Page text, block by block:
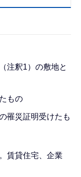
（注釈1）の敷地と
もの
罹災証明受けたも
賃貸住宅、企業